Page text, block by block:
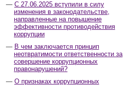
С 27.06.2025 вступили в силу
изменения в законодательстве,
направленные на повышение
эффективности противодействия
коррупции
В чем заключается принцип
неотвратимости ответственности за
совершение коррупционных
правонарушений?
О признаках коррупционных